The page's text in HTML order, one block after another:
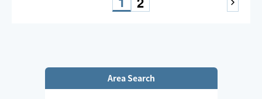
Area Search